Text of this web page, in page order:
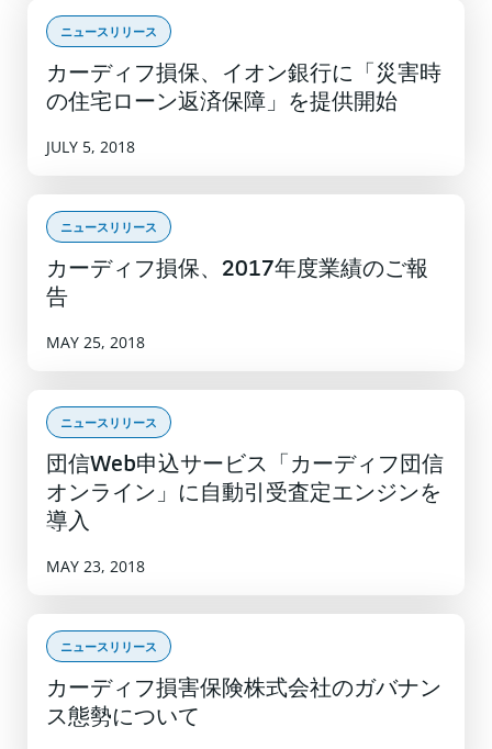
ニュースリリース
カーディフ損保、イオン銀行に「災害時
の住宅ローン返済保障」を提供開始
JULY 5, 2018
ニュースリリース
カーディフ損保、2017年度業績のご報
告
MAY 25, 2018
ニュースリリース
団信Web申込サービス「カーディフ団信
オンライン」に自動引受査定エンジンを
導入
MAY 23, 2018
ニュースリリース
カーディフ損害保険株式会社のガバナン
ス態勢について